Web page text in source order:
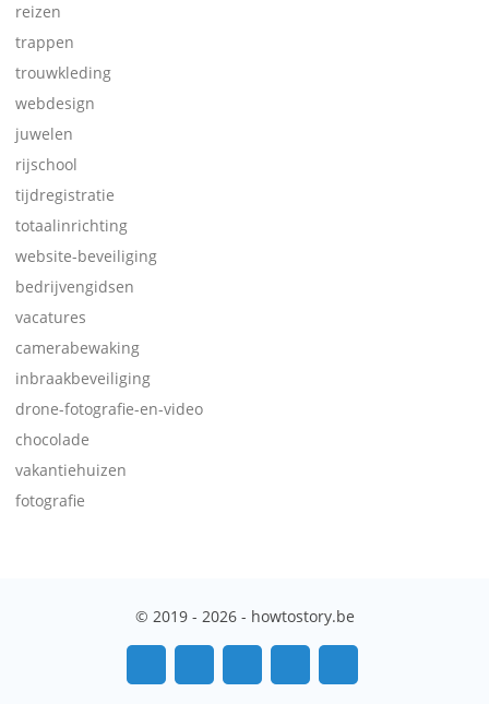
reizen
trappen
trouwkleding
webdesign
juwelen
rijschool
tijdregistratie
totaalinrichting
website-beveiliging
bedrijvengidsen
vacatures
camerabewaking
inbraakbeveiliging
drone-fotografie-en-video
chocolade
vakantiehuizen
fotografie
© 2019 - 2026 - howtostory.be